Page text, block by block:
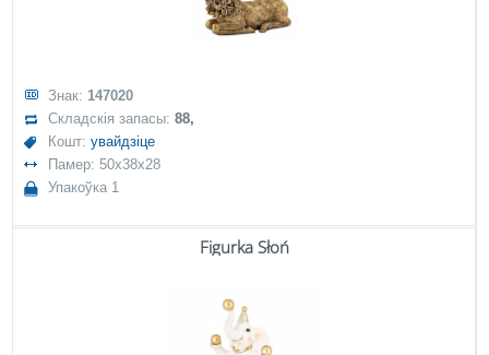
Знак: 147020
Складскія запасы:88,
Кошт:увайдзіце
Памер: 50x38x28
Упакоўка 1
Figurka Słoń